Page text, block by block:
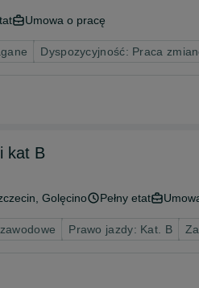
Umowa o pracę
Dyspozycyjność: Praca
kat B
, Golęcino Pełny etat
Prawo jazdy: Kat. B